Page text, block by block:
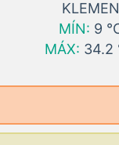
MÍN: 9
MÁX: 34.2